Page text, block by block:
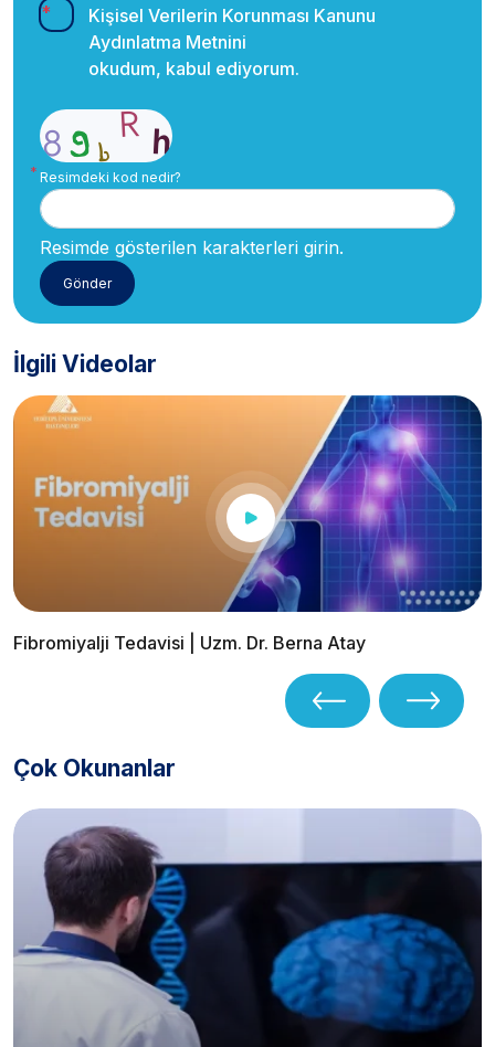
Kişisel Verilerin Korunması Kanunu
Aydınlatma Metnini
okudum, kabul ediyorum.
Resimdeki kod nedir?
Resimde gösterilen karakterleri girin.
İlgili Videolar
Fibromiyalji Tedavisi | Uzm. Dr. Berna Atay
Çok Okunanlar